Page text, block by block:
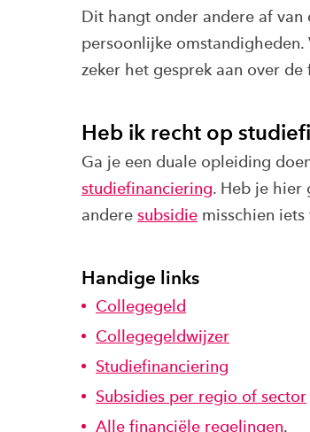
Dit hangt onder andere af
persoonlijke omstandigheden.
zeker het gesprek aan over de
Heb ik recht op
Ga je een duale opleiding
studiefinanciering. Heb je hier
andere subsidie misschien
Handige links
Collegegeld
Collegegeldwijzer
Studiefinanciering
Subsidies per regio of sector
Alle financiële regelingen.